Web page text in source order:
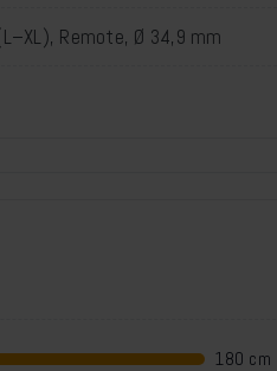
Remote, Ø 34,9 mm
180 cm